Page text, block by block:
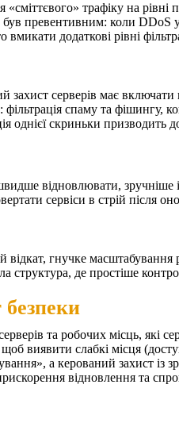
«сміттєвого» трафіку на
превентивним: коли DDoS
додаткові рівні
захист серверів має
спаму та фішингу,
скриньки призводить
відновлювати,
сервіси в стрій після
гнучке масштабування
структура, де простіше
та робочих місць, які
виявити слабкі місця
а керований захист із
відновлення та